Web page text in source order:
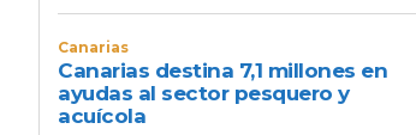
Canarias
Canarias destina 7,1 millones en
ayudas al sector pesquero y
acuícola